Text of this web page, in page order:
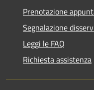
Prenotazione
Segnalazione
Leggi le FAQ
Richiesta assistenza